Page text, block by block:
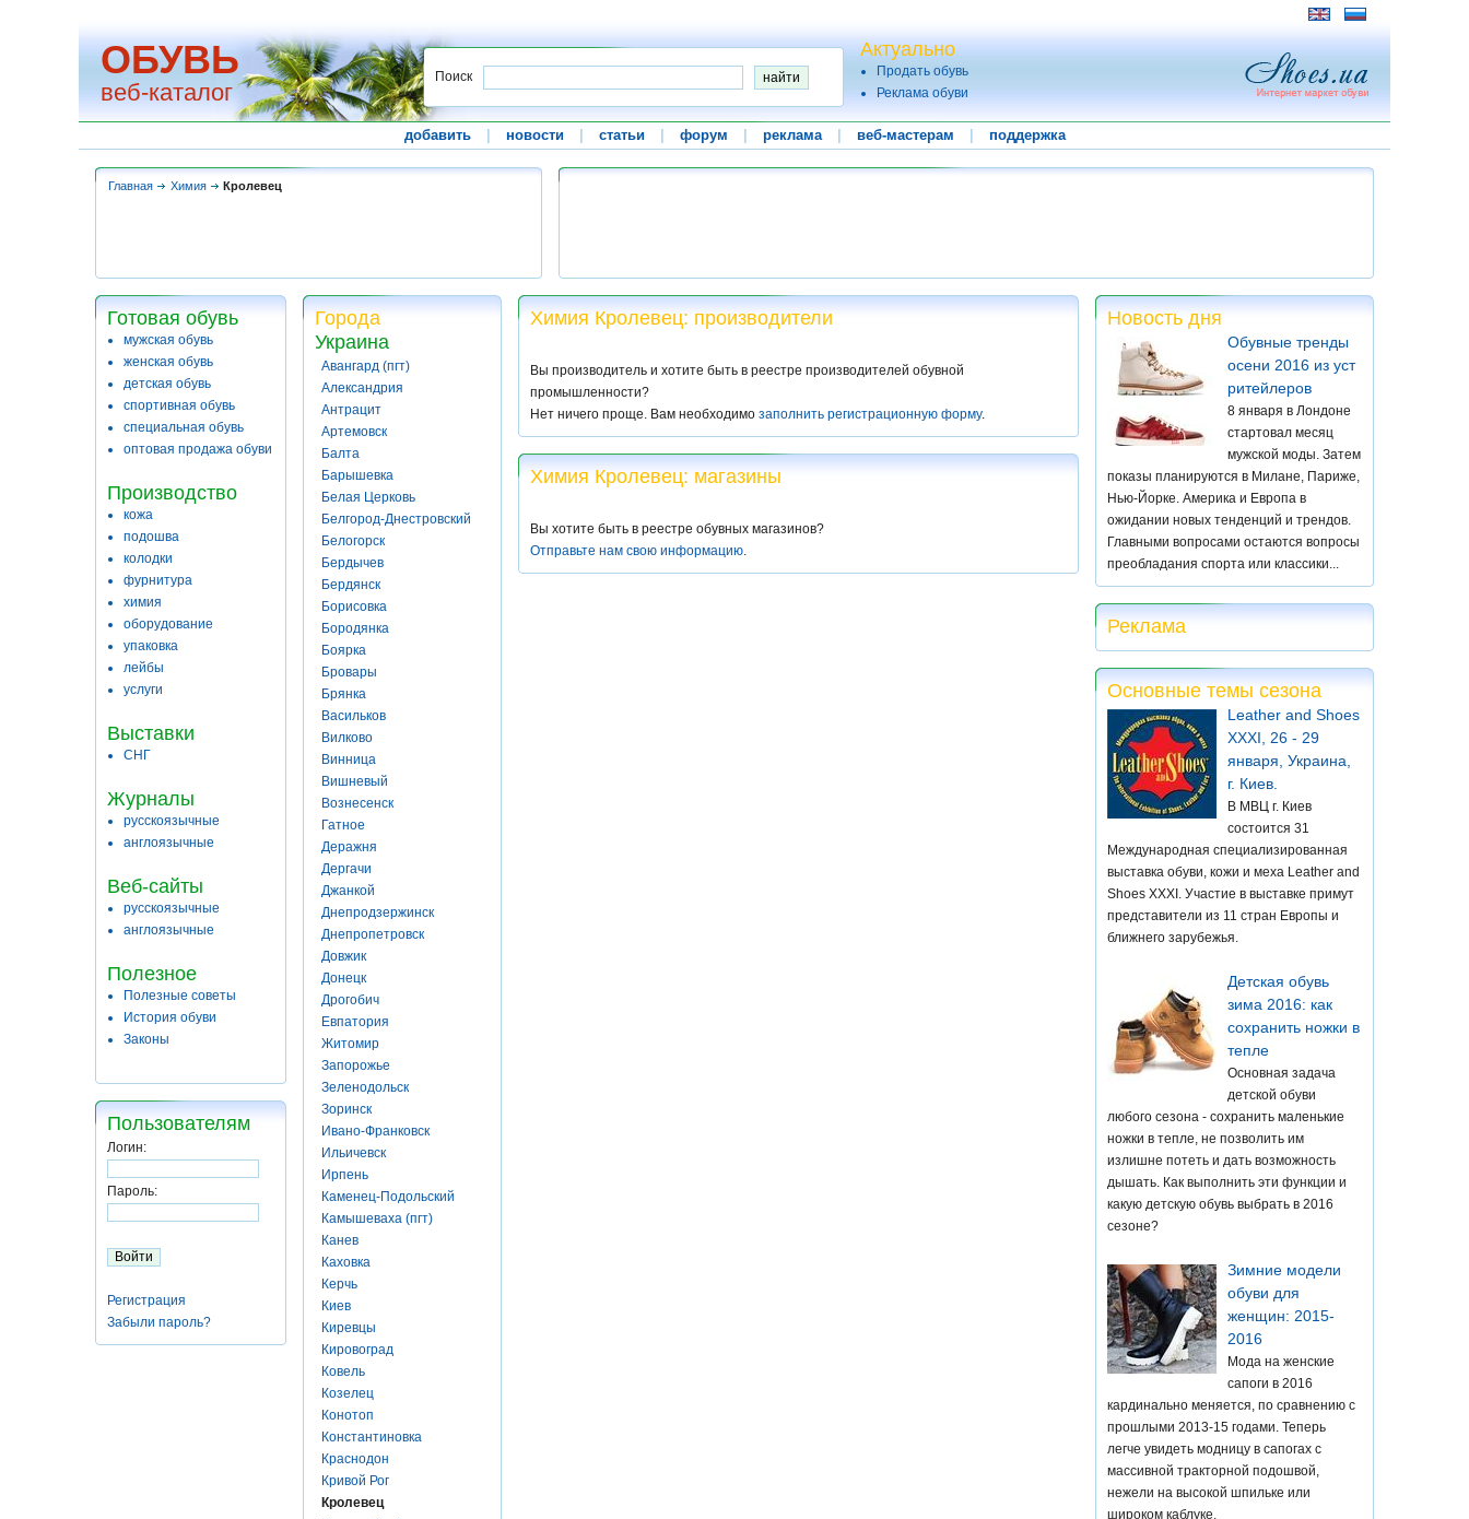
ОБУВЬ
веб-каталог
Поиск
Актуально
Продать обувь
Реклама обуви
добавить новости статьи форум реклама веб-мастерам поддержка
Главная Химия Кролевец
Готовая обувь
мужская обувь
женская обувь
детская обувь
спортивная обувь
специальная обувь
оптовая продажа обуви
Производство
кожа
подошва
колодки
фурнитура
химия
оборудование
упаковка
лейбы
услуги
Выставки
СНГ
Журналы
русскоязычные
англоязычные
Веб-сайты
русскоязычные
англоязычные
Полезное
Полезные советы
История обуви
Законы
Пользователям
Логин:
Пароль:
Регистрация
Забыли пароль?
Города
Украина
Авангард (пгт)
Александрия
Антрацит
Артемовск
Балта
Барышевка
Белая Церковь
Белгород-Днестровский
Белогорск
Бердычев
Бердянск
Борисовка
Бородянка
Боярка
Бровары
Брянка
Васильков
Вилково
Винница
Вишневый
Вознесенск
Гатное
Деражня
Дергачи
Джанкой
Днепродзержинск
Днепропетровск
Довжик
Донецк
Дрогобич
Евпатория
Житомир
Запорожье
Зеленодольск
Зоринск
Ивано-Франковск
Ильичевск
Ирпень
Каменец-Подольский
Камышеваха (пгт)
Канев
Каховка
Керчь
Киев
Киревцы
Кировоград
Ковель
Козелец
Конотоп
Константиновка
Краснодон
Кривой Рог
Кролевец
Химия Кролевец: производители
Вы производитель и хотите быть в реестре производителей обувной
промышленности?
Нет ничего проще. Вам необходимо заполнить регистрационную форму.
Химия Кролевец: магазины
Вы хотите быть в реестре обувных магазинов?
Отправьте нам свою информацию.
Новость дня
Обувные тренды
осени 2016 из уст
ритейлеров
8 января в Лондоне
стартовал месяц
мужской моды. Затем
показы планируются в Милане, Париже,
Нью-Йорке. Америка и Европа в
ожидании новых тенденций и трендов.
Главными вопросами остаются вопросы
преобладания спорта или классики...
Реклама
Основные темы сезона
Leather and Shoes
XXXI, 26 - 29
января, Украина,
г. Киев.
В МВЦ г. Киев
состоится 31
Международная специализированная
выставка обуви, кожи и меха Leather and
Shoes XXXI. Участие в выставке примут
представители из 11 стран Европы и
ближнего зарубежья.
Детская обувь
зима 2016: как
сохранить ножки в
тепле
Основная задача
детской обуви
любого сезона - сохранить маленькие
ножки в тепле, не позволить им
излишне потеть и дать возможность
дышать. Как выполнить эти функции и
какую детскую обувь выбрать в 2016
сезоне?
Зимние модели
обуви для
женщин: 2015-
2016
Мода на женские
сапоги в 2016
кардинально меняется, по сравнению с
прошлыми 2013-15 годами. Теперь
легче увидеть модницу в сапогах с
массивной тракторной подошвой,
нежели на высокой шпильке или
широком каблуке.